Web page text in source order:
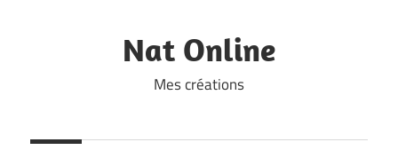
Nat Online
Mes créations